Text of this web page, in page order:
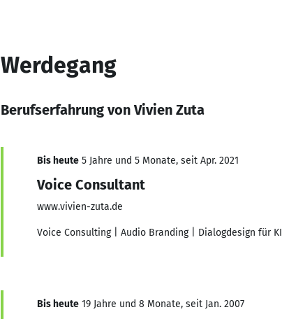
Werdegang
Berufserfahrung von Vivien Zuta
Bis heute 5 Jahre und 5 Monate, seit Apr. 2021
Voice Consultant
www.vivien-zuta.de
Voice Consulting | Audio Branding | Dialogdesign für KI
Bis heute 19 Jahre und 8 Monate, seit Jan. 2007